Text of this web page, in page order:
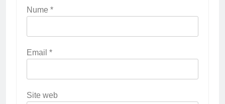
Nume *
Email *
Site web